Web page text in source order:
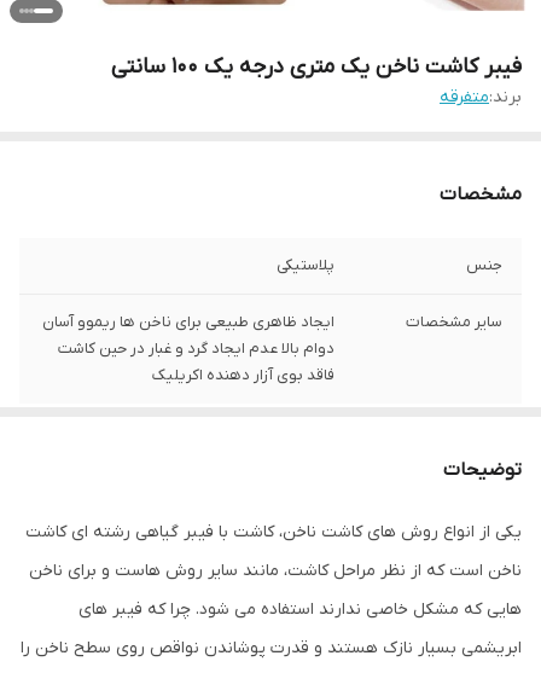
فیبر کاشت ناخن یک متری درجه یک 100 سانتی
برند:متفرقه
مشخصات
جنس پلاستیکی
سایر مشخصات
ایجاد ظاهری طبیعی برای ناخن ها ریموو آسان
دوام بالا عدم ایجاد گرد و غبار در حین کاشت
فاقد بوی آزار دهنده اکریلیک
توضیحات
یکی از انواع روش های کاشت ناخن، کاشت با فیبر گیاهی رشته ای کاشت
ناخن است که از نظر مراحل کاشت، مانند سایر روش هاست و برای ناخن
هایی که مشکل خاصی ندارند استفاده می شود. چرا که فیبر های
ابریشمی بسیار نازک هستند و قدرت پوشاندن نواقص روی سطح ناخن را